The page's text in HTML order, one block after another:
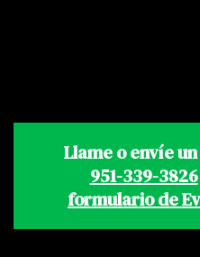
Llame o envíe
951-339-3826
formulario de